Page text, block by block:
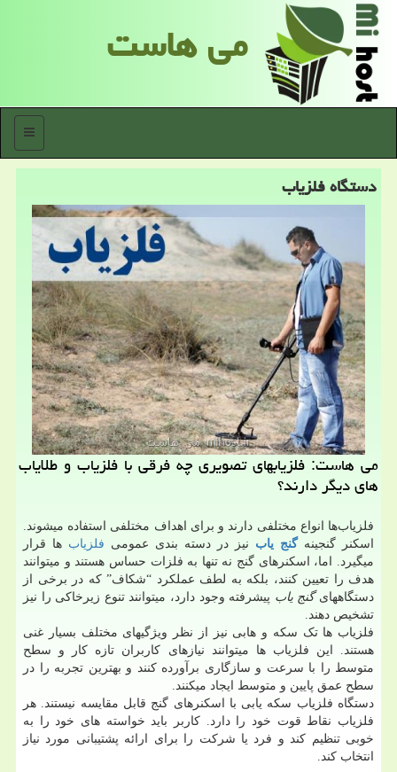
می هاست
منو
دستگاه فلزیاب
می هاست: فلزیابهای تصویری چه فرقی با فلزیاب و طلایاب
های دیگر دارند؟
فلزیاب‌ها انواع مختلفی دارند و برای اهداف مختلفی استفاده میشوند.
اسکنر گنجینهگنج یاب نیز در دسته بندی عمومی فلزیاب ها قرار
میگیرد. اما، اسکنرهای گنج نه تنها به فلزات حساس هستند و میتوانند
هدف را تعیین کنند، بلکه به لطف عملکرد “شکاف” که در برخی از
دستگاههایگنج یاب پیشرفته وجود دارد، میتوانند تنوع زیرخاکی را نیز
تشخیص دهند.
فلزیاب ها تک سکه و هابی نیز از نظر ویژگیهای مختلف بسیار غنی
هستند. این فلزیاب ها میتوانند نیازهای کاربران تازه کار و سطح
متوسط را با سرعت و سازگاری برآورده کنند و بهترین تجربه را در
سطح عمق پایین و متوسط ایجاد میکنند.
دستگاه فلزیاب‌ سکه یابی با اسکنرهای گنج قابل مقایسه نیستند. هر
فلزیاب نقاط قوت خود را دارد. کاربر باید خواسته های خود را به
خوبی تنظیم کند و فرد یا شرکت را برای ارائه پشتیبانی مورد نیاز
انتخاب کند.